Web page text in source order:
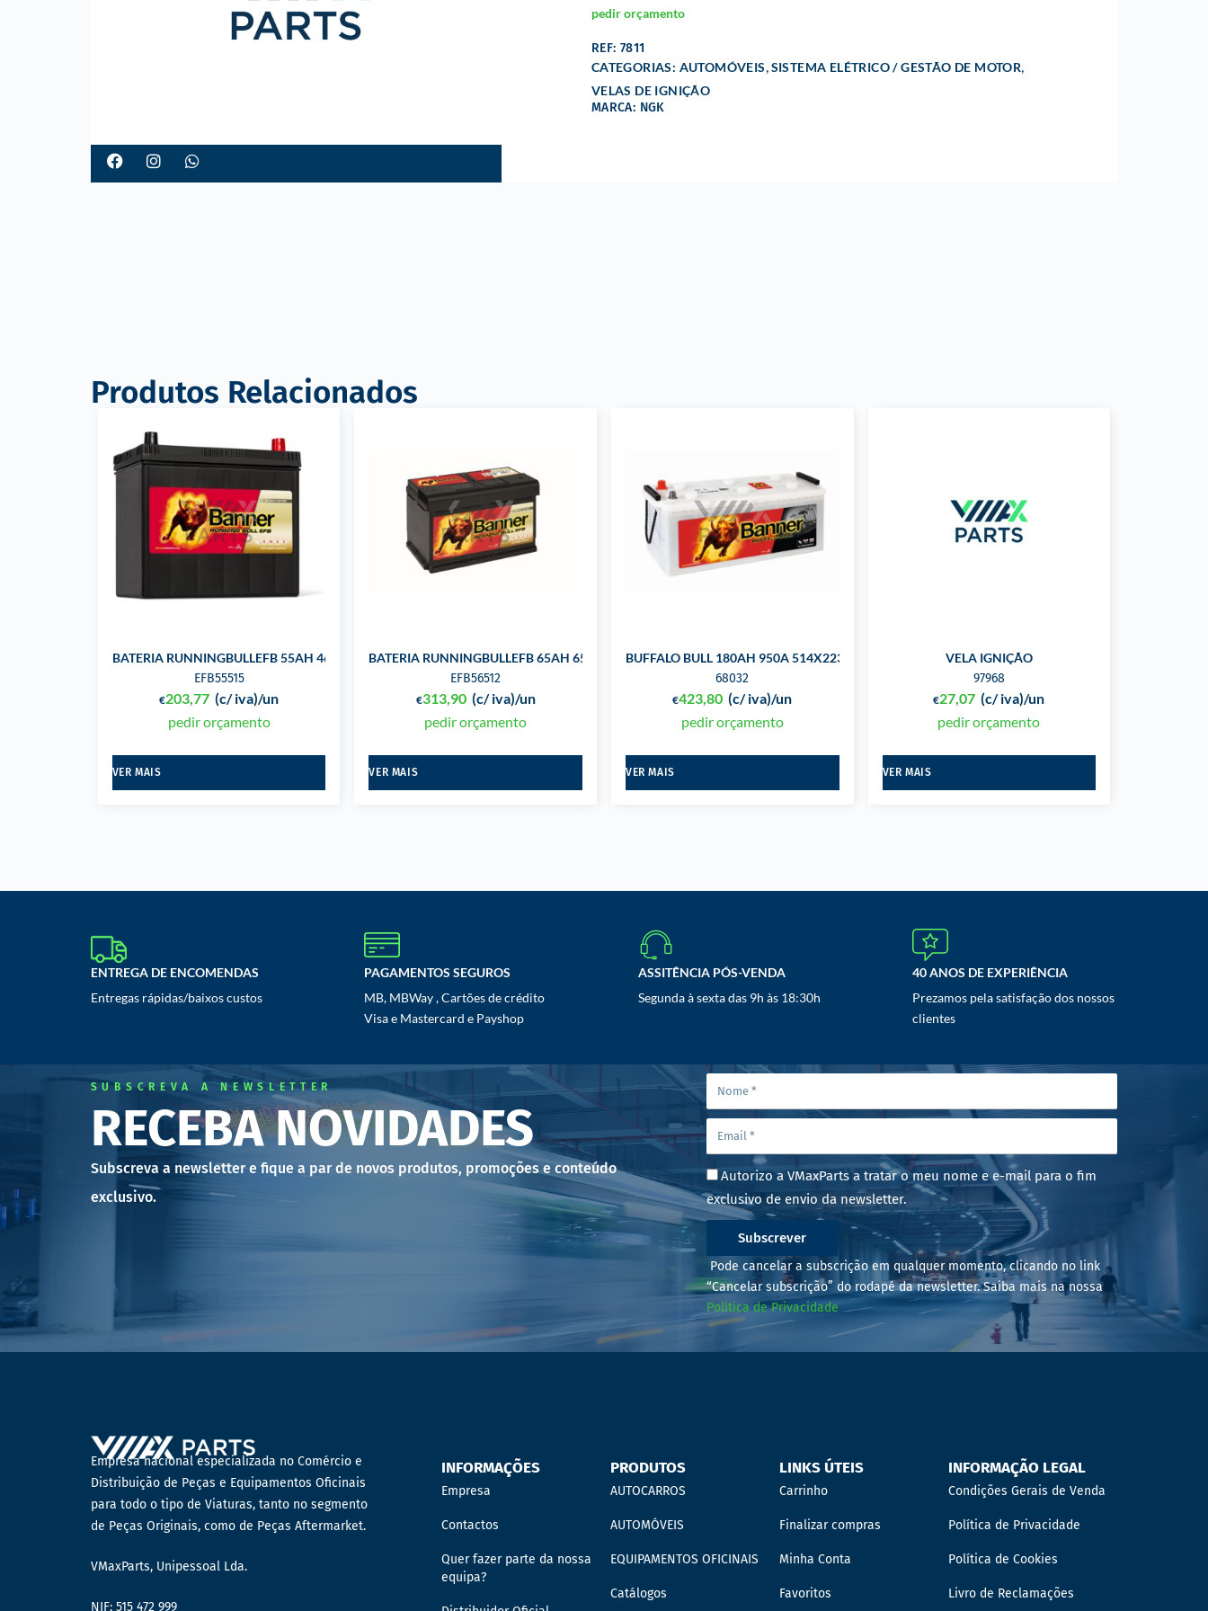
pedir orçamento
REF: 7811
CATEGORIAS: AUTOMÓVEIS, SISTEMA ELÉTRICO / GESTÃO DE MOTOR,
VELAS DE IGNIÇÃO
MARCA: NGK
Produtos Relacionados
BATERIA RUNNINGBULLEFB 55AH 460A 238X129X203 +DIR
EFB55515
€203,77 (c/ iva)/un
pedir orçamento
VER MAIS
BATERIA RUNNINGBULLEFB 65AH 650A 278X175X175 +DIR
EFB56512
€313,90 (c/ iva)/un
pedir orçamento
VER MAIS
BUFFALO BULL 180AH 950A 514X223X195 +ESQ
68032
€423,80 (c/ iva)/un
pedir orçamento
VER MAIS
VELA IGNIÇÃO
97968
€27,07 (c/ iva)/un
pedir orçamento
VER MAIS
ENTREGA DE ENCOMENDAS
Entregas rápidas/baixos custos
PAGAMENTOS SEGUROS
MB, MBWay , Cartões de crédito
Visa e Mastercard e Payshop
ASSITÊNCIA PÓS-VENDA
Segunda à sexta das 9h às 18:30h
40 ANOS DE EXPERIÊNCIA
Prezamos pela satisfação dos nossos
clientes
SUBSCREVA A NEWSLETTER
RECEBA NOVIDADES
Subscreva a newsletter e fique a par de novos produtos, promoções e conteúdo
exclusivo.
Autorizo a VMaxParts a tratar o meu nome e e-mail para o fim
exclusivo de envio da newsletter.
Subscrever
Pode cancelar a subscrição em qualquer momento, clicando no link
“Cancelar subscrição” do rodapé da newsletter. Saiba mais na nossa
Política de Privacidade
Empresa nacional especializada no Comércio e
Distribuição de Peças e Equipamentos Oficinais
para todo o tipo de Viaturas, tanto no segmento
de Peças Originais, como de Peças Aftermarket.
VMaxParts, Unipessoal Lda.
NIF: 515 472 999
INFORMAÇÕES
Empresa
Contactos
Quer fazer parte da nossa
equipa?
PRODUTOS
AUTOCARROS
AUTOMÓVEIS
EQUIPAMENTOS OFICINAIS
Catálogos
LINKS ÚTEIS
Carrinho
Finalizar compras
Minha Conta
Favoritos
INFORMAÇÃO LEGAL
Condições Gerais de Venda
Política de Privacidade
Política de Cookies
Livro de Reclamações